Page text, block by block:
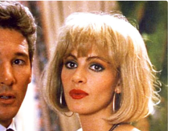
നിയമസഭാ തിരഞ്ഞെടുപ്പിലെ
ബി.ജെ.പി സർക്കാർ
പിന്നാലെ, അനധികൃത
കണ്ടെത്താനും അവരെ
കർശന നടപടികളാണ്
ഇതിന്റെ ഭാഗമായി വിവിധ
കേന്ദ്രങ്ങളും സർക്കാർ